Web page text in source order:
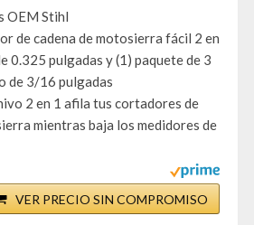
OEM Stihl
de cadena de motosierra fácil 2 en
0.325 pulgadas y (1) paquete de 3
de 3/16 pulgadas
2 en 1 afila tus cortadores de
mientras baja los medidores de
VER PRECIO SIN COMPROMISO